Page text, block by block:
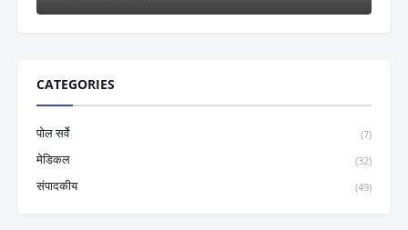
CATEGORIES
पोल सर्वे (7)
मेडिकल (32)
संपादकीय (49)